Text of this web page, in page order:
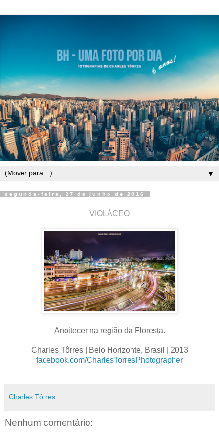
▼
segunda-feira, 27 de junho de 2016
VIOLÁCEO
Anoitecer na região da Floresta.
Charles Tôrres | Belo Horizonte, Brasil | 2013
facebook.com/CharlesTorresPhotographer
Charles Tôrres
Nenhum comentário: